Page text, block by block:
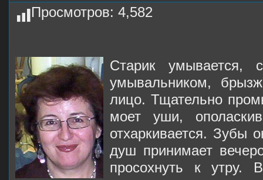
Просмотров: 4,582
Старик умывается,
умывальником,
лицо. Тщательно
моет уши,
отхаркивается. Зубы
душ принимает
просохнуть к утру.